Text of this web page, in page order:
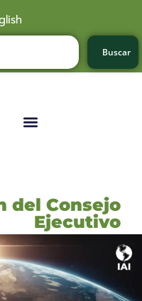
Buscar
del Consejo
Ejecutivo